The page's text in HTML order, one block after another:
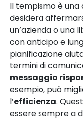
Il tempismo è
desidera
un’azienda o una
con anticipo e
pianificazione
termini di
messaggio
esempio, può
l’efficienza.
essere sempre a